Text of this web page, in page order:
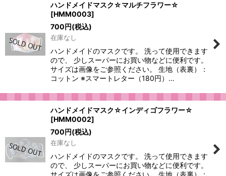
ハンドメイドマスク☆マルチフラワー☆
[HMM0003]
700円(税込)
在庫なし
ハンドメイドのマスクです。 洗って使用できます
ので、 少しスーパーにお買い物などに便利です。
サイズは画像をご参照ください。 生地（表裏）：
コットン ※スマートレター（180円）…
ハンドメイドマスク☆インディゴフラワー☆
[HMM0002]
700円(税込)
在庫なし
ハンドメイドのマスクです。 洗って使用できます
ので、 少しスーパーにお買い物などに便利です。
サイズは画像をご参照ください。 生地（表裏）：